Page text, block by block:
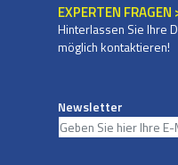
EXPERTEN FRAGEN
Hinterlassen Sie Ihre
möglich kontaktieren!
Newsletter